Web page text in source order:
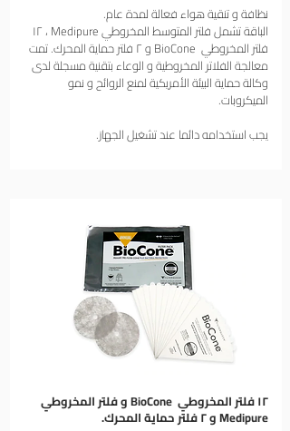
نظافة و تنقية هواء فعالة لمدة عام.
الباقة تشمل فلتر المتوسط المخروطي Medipure ، ١٢
فلتر المخروطي BioCone و ٢ فلتر حماية المحرك. تمت
معالجة الفلاتر المخروطية و الوعاء بتقنية مسجلة لدى
وكالة حماية البيئة الأمريكية لمنع الروائح و نمو
الميكروبات.
يجب استخدامه دائما عند تشغيل الجهاز.
١٢ فلتر المخروطي BioCone و فلتر المخروطي
Medipure و ٢ فلتر حماية المحرك.